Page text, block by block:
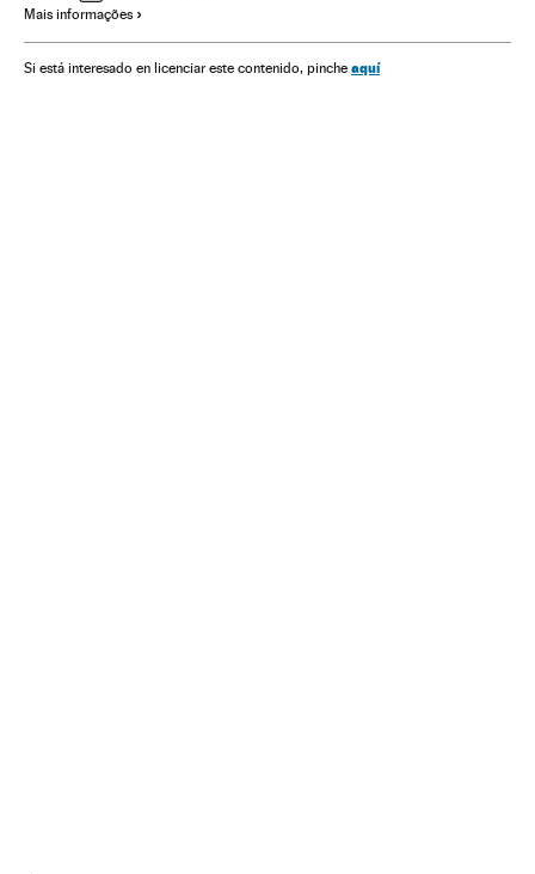
Crédito empresas
América do Norte América do Sul América Latina
Mais informações
Si está interesado en licenciar este contenido, pinche aquí